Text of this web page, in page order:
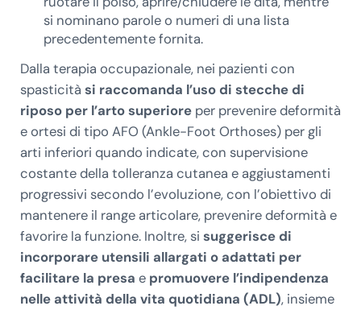
si nominano parole o numeri di una lista
precedentemente fornita.
Dalla terapia occupazionale, nei pazienti con
spasticità si raccomanda l’uso di stecche di
riposo per l’arto superioreper prevenire deformità
e ortesi di tipo AFO (Ankle-Foot Orthoses) per gli
arti inferiori quando indicate, con supervisione
costante della tolleranza cutanea e aggiustamenti
progressivi secondo l’evoluzione, con l’obiettivo di
mantenere il range articolare, prevenire deformità e
favorire la funzione. Inoltre, si suggerisce di
incorporare utensili allargati o adattati per
facilitare la presa epromuovere l’indipendenza
nelle attività della vita quotidiana (ADL), insieme